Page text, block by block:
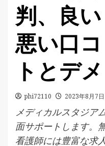
判、良い
悪い口
トとデ
phi72110 2023年8月7日
メディカルスタジア
面サポートします。
看護師には豊富な求